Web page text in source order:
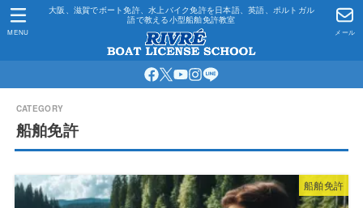
大阪、滋賀でボート免許、水上バイク免許を日本語、英語、ポルトガル
語で教える小型船舶免許教室
メール
MENU
船舶免許
船舶免許